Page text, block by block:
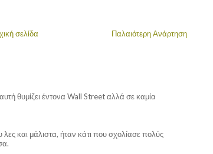
Παλαιότερη Ανάρτηση
σελίδα
θυμίζει έντονα Wall Street αλλά σε καμία
και μάλιστα, ήταν κάτι που σχολίασε πολύς